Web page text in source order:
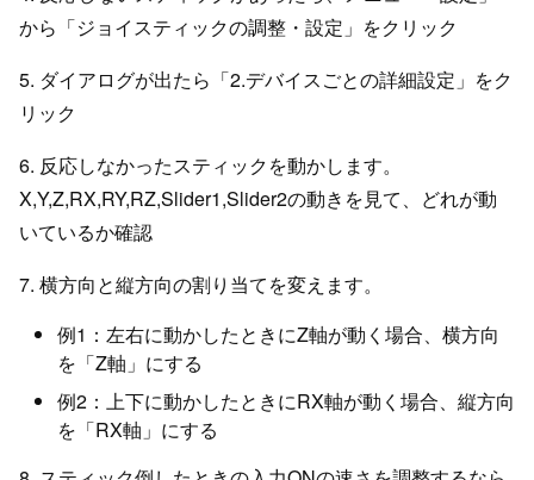
から「ジョイスティックの調整・設定」をクリック
5. ダイアログが出たら「2.デバイスごとの詳細設定」をク
リック
6. 反応しなかったスティックを動かします。
X,Y,Z,RX,RY,RZ,Slider1,Slider2の動きを見て、どれが動
いているか確認
7. 横方向と縦方向の割り当てを変えます。
例1：左右に動かしたときにZ軸が動く場合、横方向
を「Z軸」にする
例2：上下に動かしたときにRX軸が動く場合、縦方向
を「RX軸」にする